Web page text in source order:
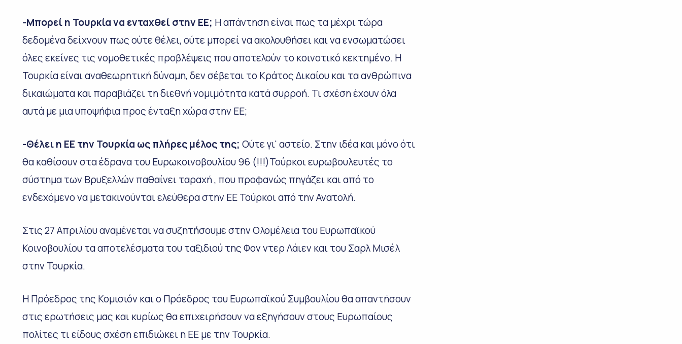
-Μπορεί η Τουρκία να ενταχθεί στην ΕΕ; Η απάντηση είναι πως τα μέχρι τώρα
δεδομένα δείχνουν πως ούτε θέλει, ούτε μπορεί να ακολουθήσει και να ενσωματώσει
όλες εκείνες τις νομοθετικές προβλέψεις που αποτελούν το κοινοτικό κεκτημένο. Η
Τουρκία είναι αναθεωρητική δύναμη, δεν σέβεται το Κράτος Δικαίου και τα ανθρώπινα
δικαιώματα και παραβιάζει τη διεθνή νομιμότητα κατά συρροή. Τι σχέση έχουν όλα
αυτά με μια υποψήφια προς ένταξη χώρα στην ΕΕ;
-Θέλει η ΕΕ την Τουρκία ως πλήρες μέλος της; Ούτε γι' αστείο. Στην ιδέα και μόνο ότι
θα καθίσουν στα έδρανα του Ευρωκοινοβουλίου 96 (!!!)Τούρκοι ευρωβουλευτές το
σύστημα των Βρυξελλών παθαίνει ταραχή , που προφανώς πηγάζει και από το
ενδεχόμενο να μετακινούνται ελεύθερα στην ΕΕ Τούρκοι από την Ανατολή.
Στις 27 Απριλίου αναμένεται να συζητήσουμε στην Ολομέλεια του Ευρωπαϊκού
Κοινοβουλίου τα αποτελέσματα του ταξιδιού της Φον ντερ Λάιεν και του Σαρλ Μισέλ
στην Τουρκία.
Η Πρόεδρος της Κομισιόν και ο Πρόεδρος του Ευρωπαϊκού Συμβουλίου θα απαντήσουν
στις ερωτήσεις μας και κυρίως θα επιχειρήσουν να εξηγήσουν στους Ευρωπαίους
πολίτες τι είδους σχέση επιδιώκει η ΕΕ με την Τουρκία.